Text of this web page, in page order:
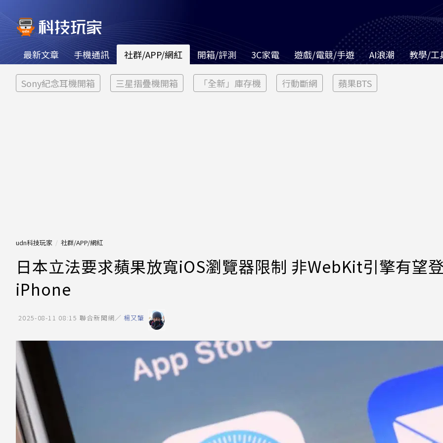
最新文章 手機通訊 社群/APP/網紅 開箱/評測 3C家電 遊戲/電競/手遊 AI浪潮 教學/工
Sony紀念耳機開箱 三星摺疊機開箱 「全新」庫存機 行動斷網 蘋果BTS
udn科技玩家 社群/APP/網紅
日本立法要求蘋果放寬iOS瀏覽器限制 非WebKit引擎有望
iPhone
2025-08-11 08:15 聯合新聞網／ 楊又肇